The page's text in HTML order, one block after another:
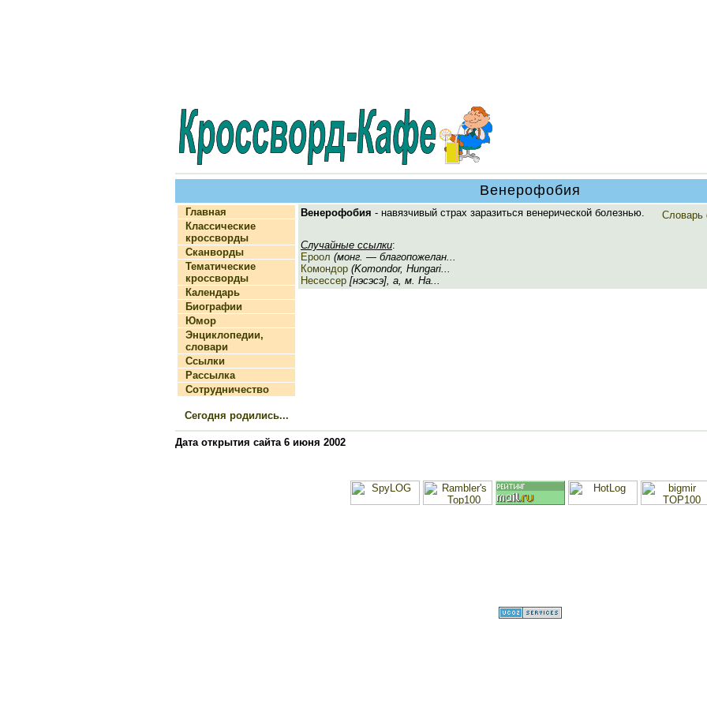
Венерофобия
Главная
Классические
кроссворды
Сканворды
Тематические
кроссворды
Календарь
Биографии
Юмор
Энциклопедии,
словари
Ссылки
Рассылка
Сотрудничество
Сегодня родились...
Венерофобия - навязчивый страх заразиться венерической болезнью. Словарь
Случайные ссылки:
Ероол (монг. — благопожелан...
Комондор (Komondor, Hungari...
Несессер [нэсэсэ], а, м. На...
Дата открытия сайта 6 июня 2002